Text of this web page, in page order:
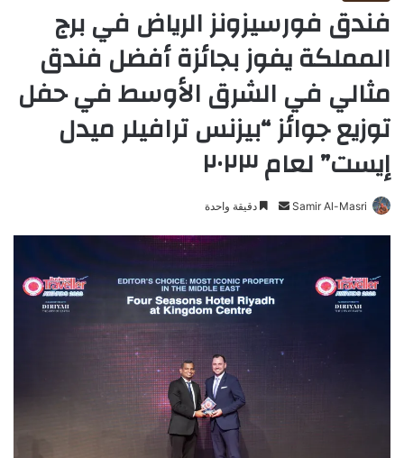
فندق فورسيزونز الرياض في برج
المملكة يفوز بجائزة أفضل فندق
مثالي في الشرق الأوسط في حفل
توزيع جوائز “بيزنس ترافيلر ميدل
إيست” لعام ۲۰۲۳
Samir Al-Masri دقيقة واحدة